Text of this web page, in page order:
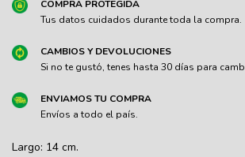
COMPRA PROTEGIDA
Tus datos cuidados durante toda la compra.
CAMBIOS Y DEVOLUCIONES
Si no te gustó, tenes hasta 30 días para
ENVIAMOS TU COMPRA
Envíos a todo el país.
Largo: 14 cm.